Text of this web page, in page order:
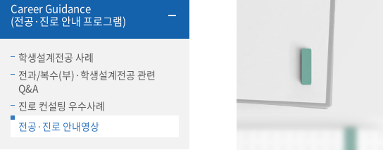
캠퍼스안내
장학안내
학칙규정
병무행정
기타 교내기관
Career Guidance
(전공·진로 안내 프로그램)
학생설계전공 사례
전과/복수(부)·학생설계전공 관련
Q&A
진로 컨설팅 우수사례
전공·진로 안내영상